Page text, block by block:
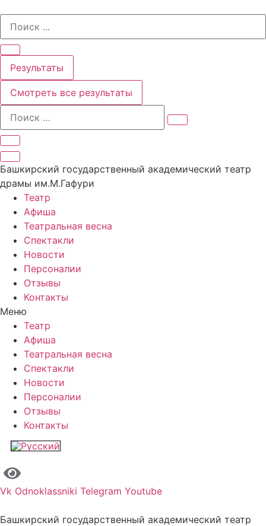
содержимому
Search
Результаты
Смотреть все результаты
Башкирский государственный академический театр
драмы им.М.Гафури
Театр
Афиша
Театральная весна
Спектакли
Новости
Персоналии
Отзывы
Контакты
Меню
Театр
Афиша
Театральная весна
Спектакли
Новости
Персоналии
Отзывы
Контакты
Vk Odnoklassniki Telegram Youtube
Башкирский государственный академический театр